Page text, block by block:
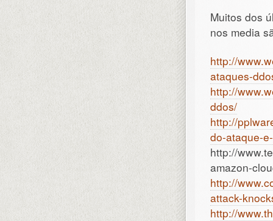
Muitos dos
nos media
http://
ataques-
http://
ddos/
http://
do-ataque-
http://
amazon-
http://
attack-
http://